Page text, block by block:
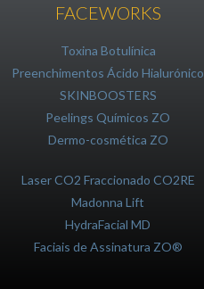
FACEWORKS
Toxina Botulínica
Preenchimentos Ácido Hialurónico
SKINBOOSTERS
Peelings Químicos ZO
Dermo-cosmética ZO
Laser CO2 Fraccionado CO2RE
Madonna Lift
HydraFacial MD
Faciais de Assinatura ZO®